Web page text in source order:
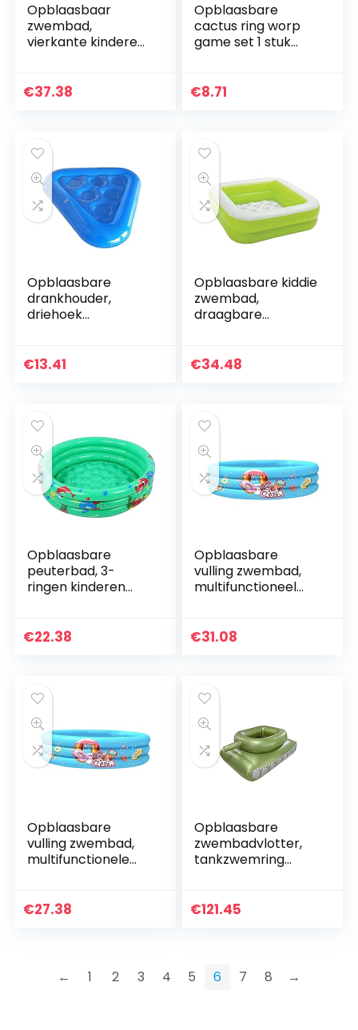
Opblaasbaar
zwembad,
vierkante kinderen
Groen 150 cm,
€37.38
Opblaasbare
cactus ring worp
game set 1 stuk
opblaasbare
€8.71
Opblaasbare
drankhouder,
driehoek
onderzetters
voor…
€13.41
Opblaasbare kiddie
zwembad,
draagbare
peddelen
€34.48
Opblaasbare
peuterbad, 3-
ringen kinderen
zwembad,
€22.38
Opblaasbare
vulling zwembad,
multifunctioneel
badkuip 110x30cm,
€31.08
Opblaasbare
vulling zwembad,
multifunctionele
badbad 90x30cm,
€27.38
Opblaasbare
zwembadvlotter,
tankzwemring
Opblaasbaar
€121.45
← 1 2 3 4 5 6 7 8 →